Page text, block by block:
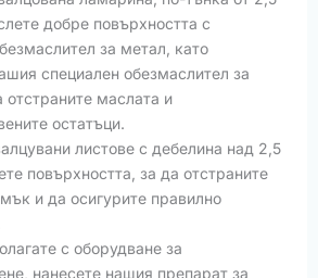
добре повърхността с
за метал, като
специален обезмаслител за
отстраните маслата и
остатъци.
листове с дебелина над 2,5
повърхността, за да отстраните
и да осигурите правилно
с оборудване за
нанесете нашия препарат за